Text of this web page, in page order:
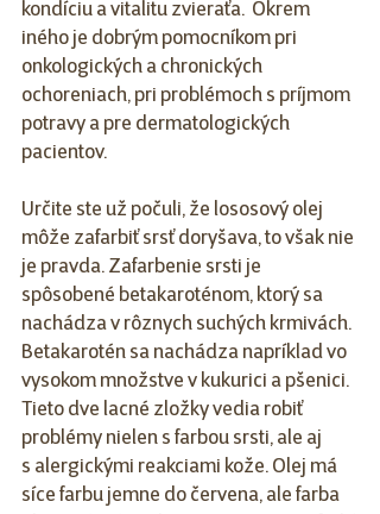
kondíciu a vitalitu zvieraťa.  Okrem
iného je dobrým pomocníkom pri
onkologických a chronických
ochoreniach, pri problémoch s príjmom
potravy a pre dermatologických
pacientov.
Určite ste už počuli, že lososový olej
môže zafarbiť srsť doryšava, to však nie
je pravda. Zafarbenie srsti je
spôsobené betakaroténom, ktorý sa
nachádza v rôznych suchých krmivách.
Betakarotén sa nachádza napríklad vo
vysokom množstve v kukurici a pšenici.
Tieto dve lacné zložky vedia robiť
problémy nielen s farbou srsti, ale aj
s alergickými reakciami kože. Olej má
síce farbu jemne do červena, ale farba